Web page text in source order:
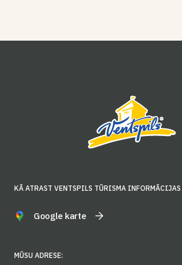
KĀ ATRAST VENTSPILS TŪRISMA INFORMĀCIJAS
Google karte
MŪSU ADRESE: